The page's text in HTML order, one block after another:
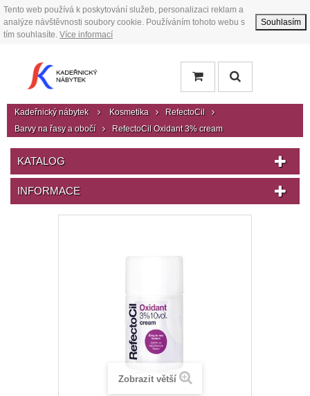
Tento web používá k poskytování služeb, personalizaci reklam a
analýze návštěvnosti soubory cookie. Používáním tohoto webu s
tím souhlasíte. Více informací
Souhlasím
Kadeřnický nábytek Kosmetika
RefectoCil
Barvy na řasy a obočí
RefectoCil Oxidant 3% cream
KATALOG
INFORMACE
Zobrazit větší